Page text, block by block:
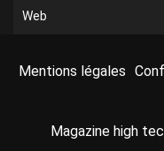
Web
Mentions légales
Magazine high